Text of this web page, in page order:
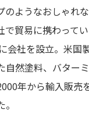
のようなおしゃれ
で貿易に携わって
会社を設立。米国
自然塗料、バター
年から輸入販売